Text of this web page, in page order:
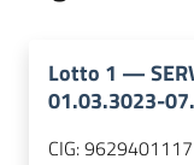
Lotto 1 —
01.03.3023-
CIG:9629401117